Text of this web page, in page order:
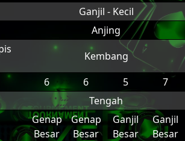
Ganjil - Kecil
Anjing
Kembang
6 6 5
7
Tengah
Genap
Besar
Genap
Besar
Ganjil
Besar
Ganjil
Besar